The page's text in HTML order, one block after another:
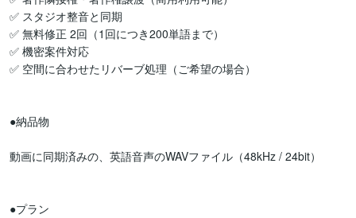
✅ スタジオ整音と同期
✅ 無料修正 2回（1回につき200単語まで）
✅ 機密案件対応
✅ 空間に合わせたリバーブ処理（ご希望の場合）
●納品物
動画に同期済みの、英語音声のWAVファイル（48kHz / 24bit）
●プラン